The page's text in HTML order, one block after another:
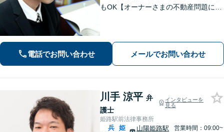
もOK【オーナーさまの不動産問題に特
【夜間面談可】遺言書作成に対応
電話でお問い合わせ メールでお問い合わせ
川手 涼平 弁
護士
インタビューを
見る
姫路駅前法律事務所
兵
姫
山陽姫路駅
営業時間：09:00~